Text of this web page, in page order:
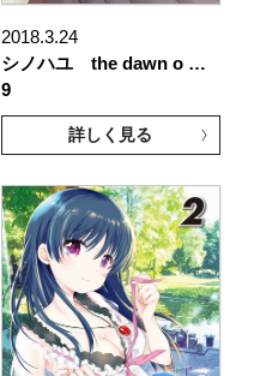
2018.3.24
シノハユ the dawn o …
9
詳しく見る